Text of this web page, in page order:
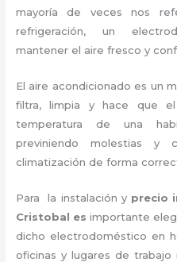
mayoría de veces nos
refrigeración, un
mantener el aire fresco y
El aire acondicionado es un
filtra, limpia y hace que
temperatura de una
previniendo molestias y
climatización de forma
Para la instalación y precio
Cristobal esimportante
dicho electrodoméstico en
oficinas y lugares de trabajo